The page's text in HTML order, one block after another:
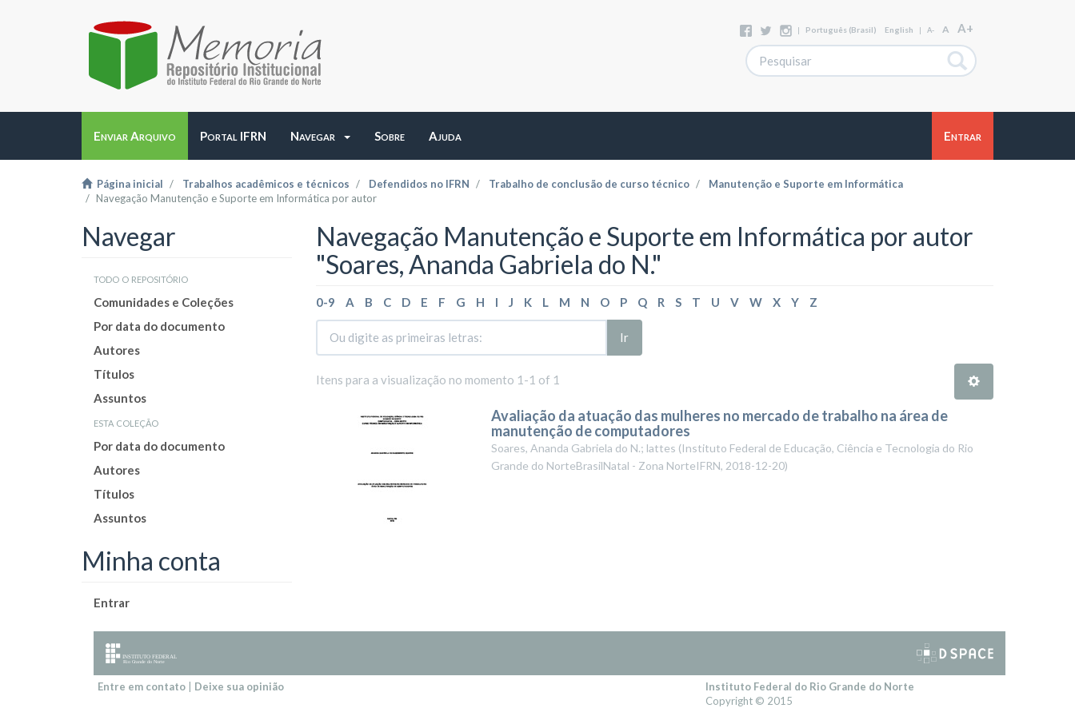
| Português (Brasil) English | A- A A+
Enviar Arquivo Portal IFRN Navegar Sobre Ajuda Entrar
Página inicial Trabalhos acadêmicos e técnicos Defendidos no IFRN Trabalho de conclusão de curso técnico
Manutenção e Suporte em Informática
Navegação Manutenção e Suporte em Informática por autor
Navegar
todo o repositório
Comunidades e Coleções
Por data do documento
Autores
Títulos
Assuntos
esta coleção
Por data do documento
Autores
Títulos
Assuntos
Minha conta
Entrar
Navegação Manutenção e Suporte em Informática por autor
"Soares, Ananda Gabriela do N."
0-9 A B C D E F G H I J K L M N O P Q R S T U V W X Y Z
Ir
Itens para a visualização no momento 1-1 of 1
Avaliação da atuação das mulheres no mercado de trabalho na área de
manutenção de computadores
Soares, Ananda Gabriela do N.; lattes (Instituto Federal de Educação, Ciência e Tecnologia do Rio
Grande do NorteBrasilNatal - Zona NorteIFRN, 2018-12-20)
Entre em contato Deixe sua opinião
Instituto Federal do Rio Grande do Norte
Copyright © 2015